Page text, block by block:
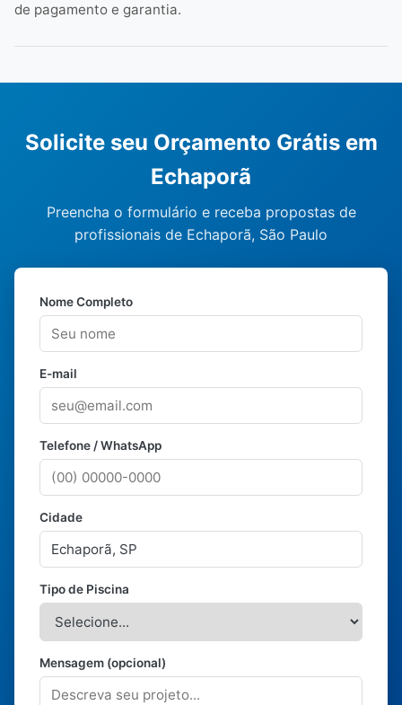
de pagamento e garantia.
Solicite seu Orçamento Grátis em
Echaporã
Preencha o formulário e receba propostas de
profissionais de Echaporã, São Paulo
Nome Completo
E-mail
Telefone / WhatsApp
Cidade
Tipo de Piscina
Mensagem (opcional)